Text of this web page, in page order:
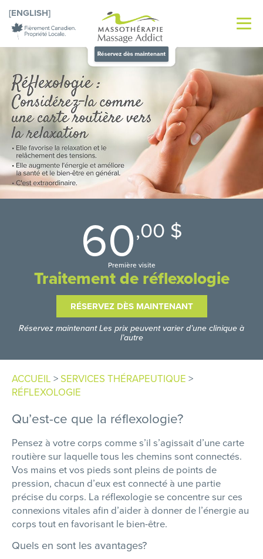
[ENGLISH]
60,00 $
Première visite
Traitement de réflexologie
RÉSERVEZ DÈS MAINTENANT
Réservez maintenant Les prix peuvent varier d’une clinique à
l’autre
ACCUEIL > SERVICES THÉRAPEUTIQUE >
RÉFLEXOLOGIE
Qu’est-ce que la réflexologie?
Pensez à votre corps comme s’il s’agissait d’une carte
routière sur laquelle tous les chemins sont connectés.
Vos mains et vos pieds sont pleins de points de
pression, chacun d’eux est connecté à une partie
précise du corps. La réflexologie se concentre sur ces
connexions vitales afin d’aider à donner de l’énergie au
corps tout en favorisant le bien-être.
Quels en sont les avantages?